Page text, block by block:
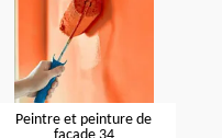
Peintre et peinture de